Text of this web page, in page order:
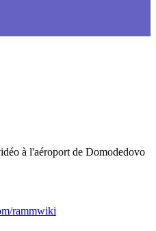
à l'aéroport de Domodedovo
rammwiki